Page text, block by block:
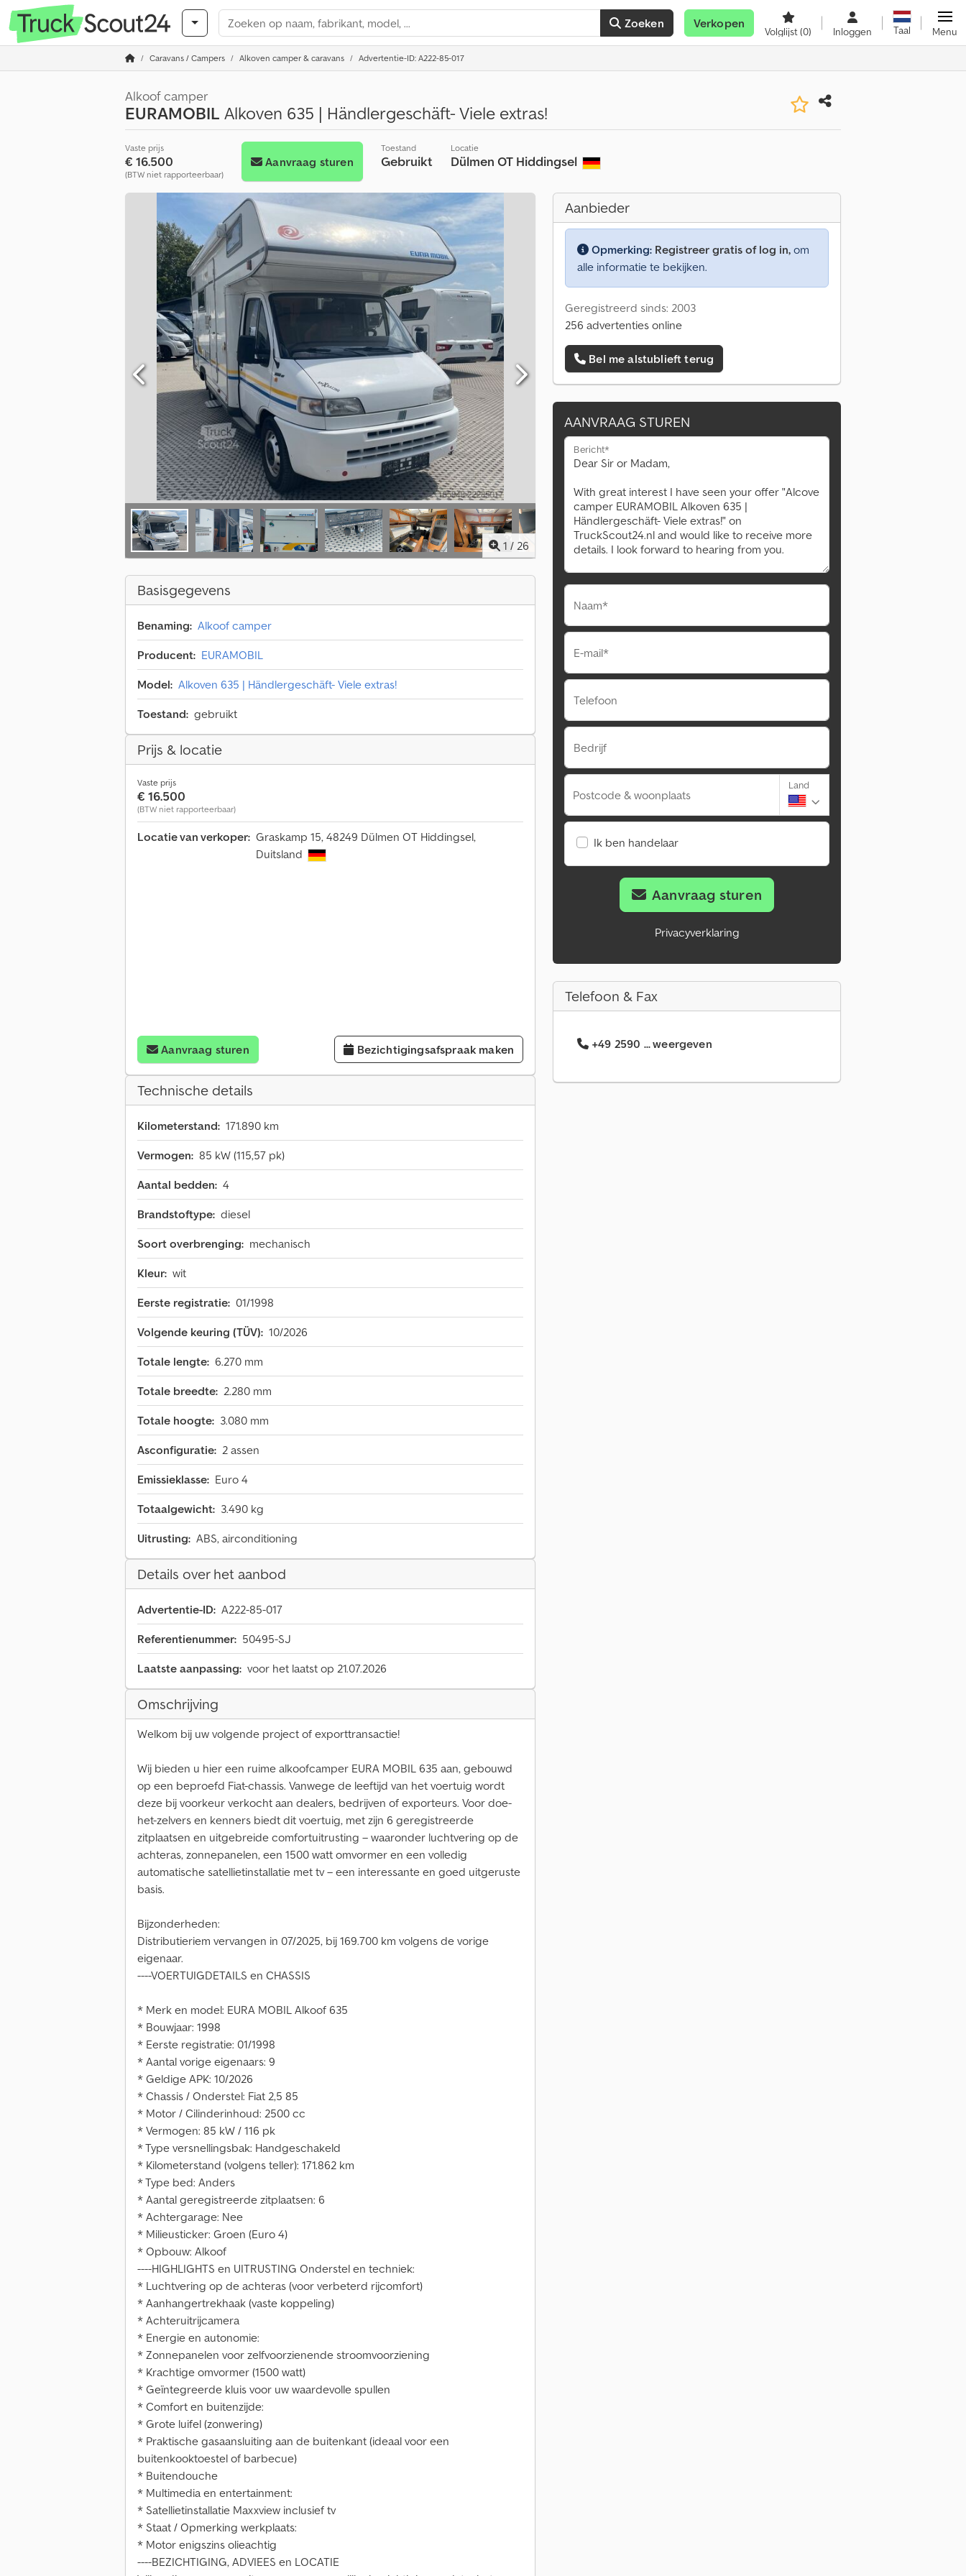
Zoeken Verkopen
Volglijst(0) Inloggen Taal Menu
Caravans / Campers Alkoven camper & caravans Advertentie-ID: A222-85-017
Alkoof camper
EURAMOBIL Alkoven 635 | Händlergeschäft- Viele extras!
Vaste prijs
€ 16.500
(BTW niet rapporteerbaar)
Aanvraag sturen
Toestand
Gebruikt
Locatie
Dülmen OT Hiddingsel
1 / 26
Basisgegevens
Benaming: Alkoof camper
Producent: EURAMOBIL
Model: Alkoven 635 | Händlergeschäft- Viele extras!
Toestand: gebruikt
Prijs & locatie
Vaste prijs
€ 16.500
(BTW niet rapporteerbaar)
Locatie van verkoper: Graskamp 15, 48249 Dülmen OT Hiddingsel,
Duitsland
Aanvraag sturen Bezichtigingsafspraak maken
Technische details
Kilometerstand: 171.890 km
Vermogen: 85 kW (115,57 pk)
Aantal bedden: 4
Brandstoftype: diesel
Soort overbrenging: mechanisch
Kleur: wit
Eerste registratie: 01/1998
Volgende keuring (TÜV): 10/2026
Totale lengte: 6.270 mm
Totale breedte: 2.280 mm
Totale hoogte: 3.080 mm
Asconfiguratie: 2 assen
Emissieklasse: Euro 4
Totaalgewicht: 3.490 kg
Uitrusting: ABS, airconditioning
Details over het aanbod
Advertentie-ID: A222-85-017
Referentienummer: 50495-SJ
Laatste aanpassing: voor het laatst op 21.07.2026
Omschrijving
Welkom bij uw volgende project of exporttransactie!
Wij bieden u hier een ruime alkoofcamper EURA MOBIL 635 aan, gebouwd
op een beproefd Fiat-chassis. Vanwege de leeftijd van het voertuig wordt
deze bij voorkeur verkocht aan dealers, bedrijven of exporteurs. Voor doe-
het-zelvers en kenners biedt dit voertuig, met zijn 6 geregistreerde
zitplaatsen en uitgebreide comfortuitrusting – waaronder luchtvering op de
achteras, zonnepanelen, een 1500 watt omvormer en een volledig
automatische satellietinstallatie met tv – een interessante en goed uitgeruste
basis.
Bijzonderheden:
Distributieriem vervangen in 07/2025, bij 169.700 km volgens de vorige
eigenaar.
----VOERTUIGDETAILS en CHASSIS
* Merk en model: EURA MOBIL Alkoof 635
* Bouwjaar: 1998
* Eerste registratie: 01/1998
* Aantal vorige eigenaars: 9
* Geldige APK: 10/2026
* Chassis / Onderstel: Fiat 2,5 85
* Motor / Cilinderinhoud: 2500 cc
* Vermogen: 85 kW / 116 pk
* Type versnellingsbak: Handgeschakeld
* Kilometerstand (volgens teller): 171.862 km
* Type bed: Anders
* Aantal geregistreerde zitplaatsen: 6
* Achtergarage: Nee
* Milieusticker: Groen (Euro 4)
* Opbouw: Alkoof
----HIGHLIGHTS en UITRUSTING Onderstel en techniek:
* Luchtvering op de achteras (voor verbeterd rijcomfort)
* Aanhangertrekhaak (vaste koppeling)
* Achteruitrijcamera
* Energie en autonomie:
* Zonnepanelen voor zelfvoorzienende stroomvoorziening
* Krachtige omvormer (1500 watt)
* Geïntegreerde kluis voor uw waardevolle spullen
* Comfort en buitenzijde:
* Grote luifel (zonwering)
* Praktische gasaansluiting aan de buitenkant (ideaal voor een
buitenkooktoestel of barbecue)
* Buitendouche
* Multimedia en entertainment:
* Satellietinstallatie Maxxview inclusief tv
* Staat / Opmerking werkplaats:
* Motor enigszins olieachtig
----BEZICHTIGING, ADVIEES en LOCATIE
Aanbieder
Opmerking: Registreer gratis of log in, om
alle informatie te bekijken.
Geregistreerd sinds: 2003
256 advertenties online
Bel me alstublieft terug
AANVRAAG STUREN
Bericht*
Naam*
E-mail*
Telefoon
Bedrijf
Postcode & woonplaats
Land
Ik ben handelaar
Aanvraag sturen
Privacyverklaring
Telefoon & Fax
+49 2590 ... weergeven